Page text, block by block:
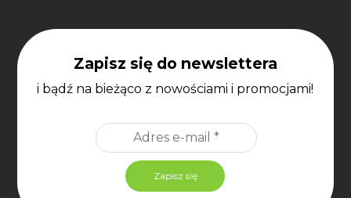
Zapisz się do newslettera
i bądź na bieżąco z nowościami i promocjami!